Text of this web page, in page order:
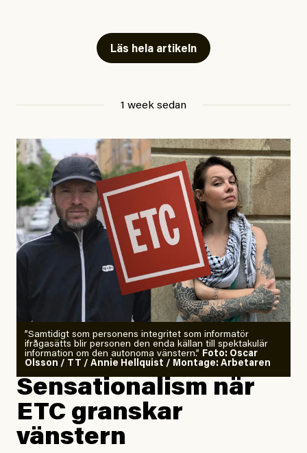
Läs hela artikeln
1 week sedan
”Samtidigt som personens integritet som informatör
ifrågasätts blir personen den enda källan till spektakulär
information om den autonoma vänstern.” Foto: Oscar
Olsson / TT / Annie Hellquist / Montage: Arbetaren
Sensationalism när
ETC granskar
vänstern